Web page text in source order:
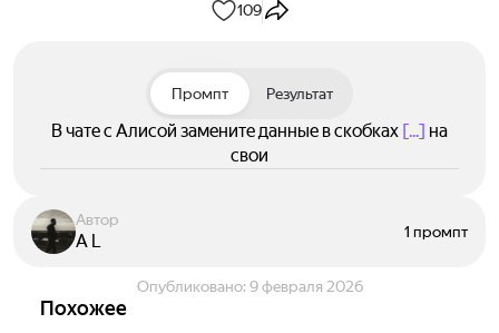
109
Промпт Результат
В чате с Алисой замените данные в скобках [...] на
свои
Автор
A L 1 промпт
Опубликовано: 9 февраля 2026
Похожее